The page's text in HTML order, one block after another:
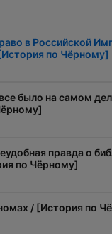
в Российской
по Чёрному]
было на самом
правда о
по Чёрному]
/ [История по